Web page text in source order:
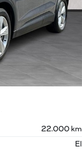
22.000 km
El